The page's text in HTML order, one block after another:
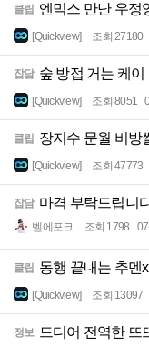
클립 엔믹스 만난 우정
[Quickview] 조회 27180
잡담 숲 방접 거는 케이
[Quickview] 조회 8051
클립 장지수 문월 비방
[Quickview] 조회 47773
잡담 마격 부탁드립니
벨에포크 조회 1798
클립 동행 끝내는 추멘
[Quickview] 조회 13097
정보 드디어 전역한 뜨